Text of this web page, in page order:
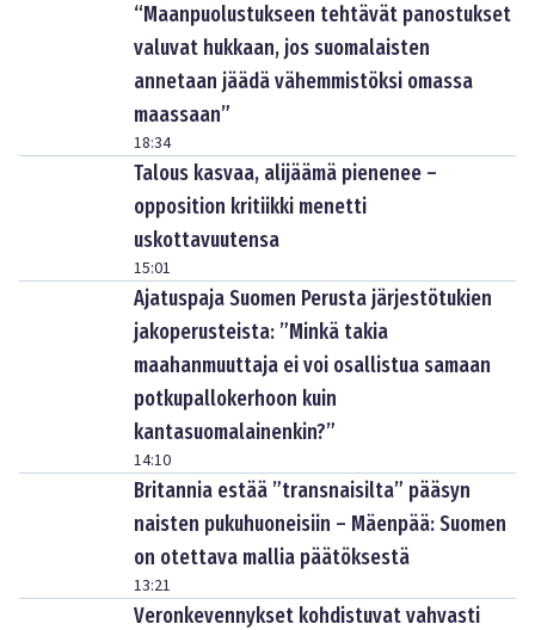
“Maanpuolustukseen tehtävät panostukset
valuvat hukkaan, jos suomalaisten
annetaan jäädä vähemmistöksi omassa
maassaan”
18:34
Talous kasvaa, alijäämä pienenee –
opposition kritiikki menetti
uskottavuutensa
15:01
Ajatuspaja Suomen Perusta järjestötukien
jakoperusteista: ”Minkä takia
maahanmuuttaja ei voi osallistua samaan
potkupallokerhoon kuin
kantasuomalainenkin?”
14:10
Britannia estää ”transnaisilta” pääsyn
naisten pukuhuoneisiin – Mäenpää: Suomen
on otettava mallia päätöksestä
13:21
Veronkevennykset kohdistuvat vahvasti